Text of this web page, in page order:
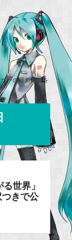
ーの最新情報を
世界」
きで公